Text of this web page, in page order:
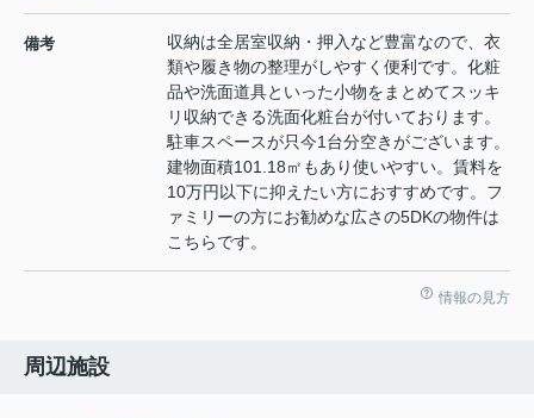
備考
収納は全居室収納・押入など豊富なので、衣
類や履き物の整理がしやすく便利です。化粧
品や洗面道具といった小物をまとめてスッキ
リ収納できる洗面化粧台が付いております。
駐車スペースが只今1台分空きがございます。
建物面積101.18㎡もあり使いやすい。賃料を
10万円以下に抑えたい方におすすめです。フ
ァミリーの方にお勧めな広さの5DKの物件は
こちらです。
情報の見方
周辺施設